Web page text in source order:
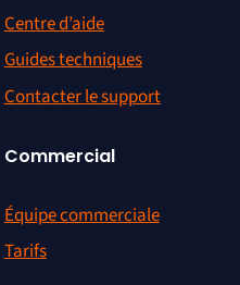
Centre d’aide
Guides techniques
Contacter le support
Commercial
Équipe commerciale
Tarifs